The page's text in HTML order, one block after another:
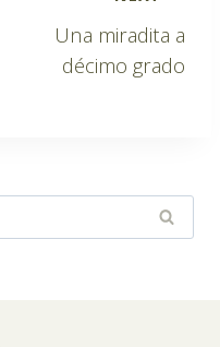
Una miradita a
décimo grado